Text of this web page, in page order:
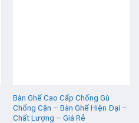
Bàn Ghế Cao Cấp Chống Gù
Chống Cận – Bàn Ghế Hiện Đại –
Chất Lượng – Giá Rẻ